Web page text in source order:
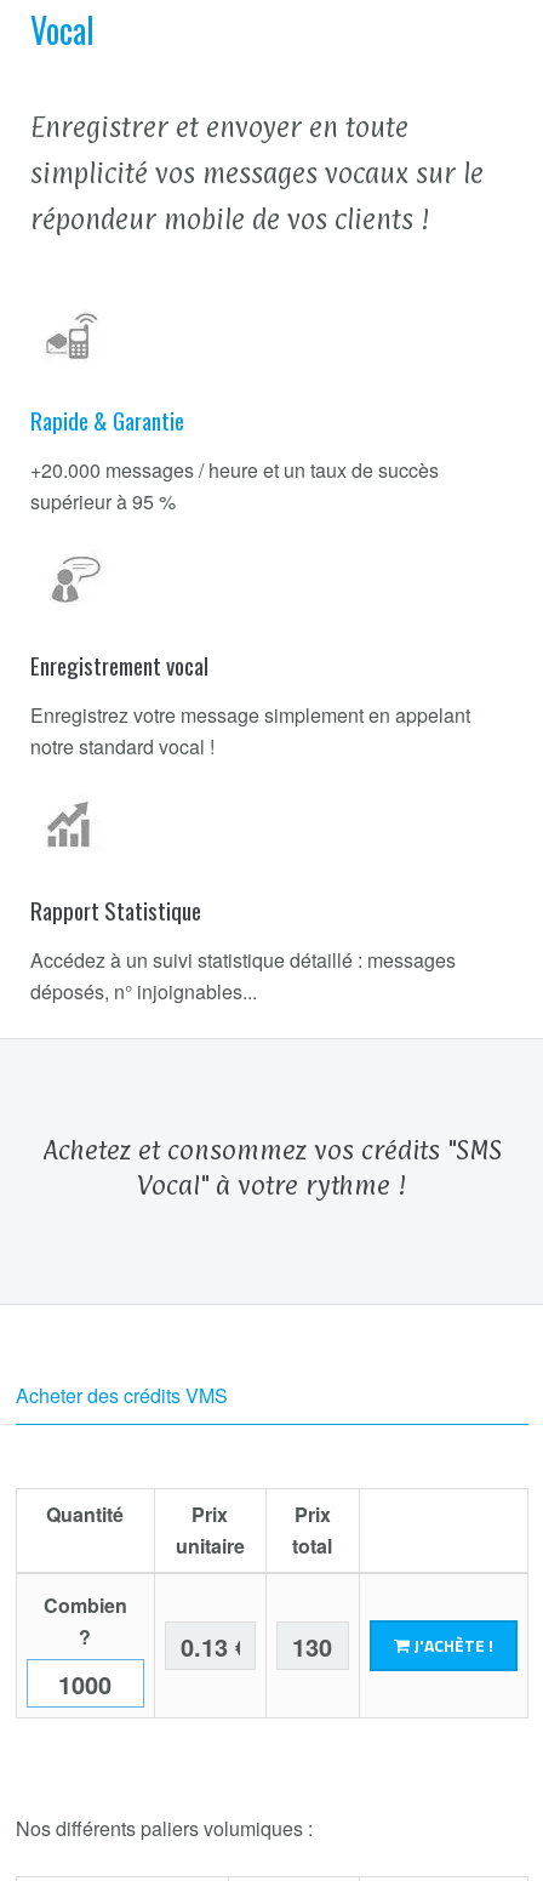
Vocal
Enregistrer et envoyer en toute
simplicité vos messages vocaux sur le
répondeur mobile de vos clients !
Rapide & Garantie
+20.000 messages / heure et un taux de succès
supérieur à 95 %
Enregistrement vocal
Enregistrez votre message simplement en appelant
notre standard vocal !
Rapport Statistique
Accédez à un suivi statistique détaillé : messages
déposés, n° injoignables...
Achetez et consommez vos crédits "SMS
Vocal" à votre rythme !
Acheter des crédits VMS
Quantité
Prix
unitaire
Prix
total
Combien
?
J'ACHÈTE !
Nos différents paliers volumiques :